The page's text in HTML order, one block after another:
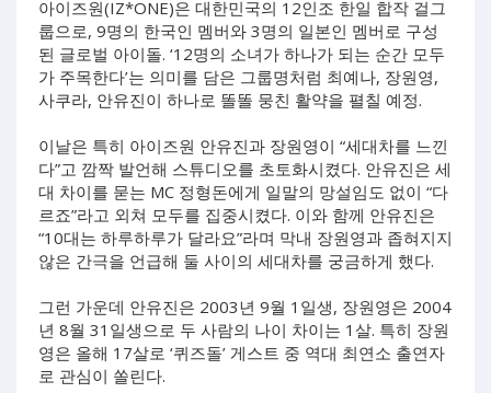
아이즈원(IZ*ONE)은 대한민국의 12인조 한일 합작 걸그
룹으로, 9명의 한국인 멤버와 3명의 일본인 멤버로 구성
된 글로벌 아이돌. ‘12명의 소녀가 하나가 되는 순간 모두
가 주목한다’는 의미를 담은 그룹명처럼 최예나, 장원영,
사쿠라, 안유진이 하나로 똘똘 뭉친 활약을 펼칠 예정.
이날은 특히 아이즈원 안유진과 장원영이 “세대차를 느낀
다”고 깜짝 발언해 스튜디오를 초토화시켰다. 안유진은 세
대 차이를 묻는 MC 정형돈에게 일말의 망설임도 없이 “다
르죠”라고 외쳐 모두를 집중시켰다. 이와 함께 안유진은
“10대는 하루하루가 달라요”라며 막내 장원영과 좁혀지지
않은 간극을 언급해 둘 사이의 세대차를 궁금하게 했다.
그런 가운데 안유진은 2003년 9월 1일생, 장원영은 2004
년 8월 31일생으로 두 사람의 나이 차이는 1살. 특히 장원
영은 올해 17살로 ‘퀴즈돌’ 게스트 중 역대 최연소 출연자
로 관심이 쏠린다.